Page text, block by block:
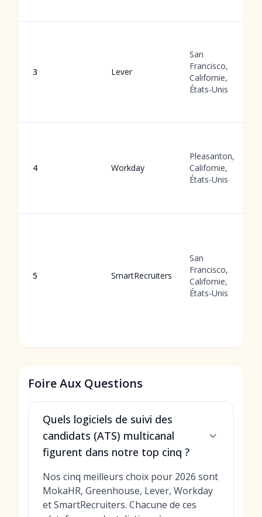
3 Lever
San
Francisco,
Californie,
États-Unis
4 Workday
Pleasanton,
Californie,
États-Unis
5 SmartRecruiters
San
Francisco,
Californie,
États-Unis
Foire Aux Questions
Quels logiciels de suivi des
candidats (ATS) multicanal
figurent dans notre top cinq ?
Nos cinq meilleurs choix pour 2026 sont
MokaHR, Greenhouse, Lever, Workday
et SmartRecruiters. Chacune de ces